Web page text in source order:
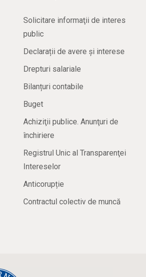
Solicitare informaţii de interes
public
Declarații de avere și interese
Drepturi salariale
Bilanțuri contabile
Buget
Achiziţii publice. Anunţuri de
închiriere
Registrul Unic al Transparenţei
Intereselor
Anticorupție
Contractul colectiv de muncă